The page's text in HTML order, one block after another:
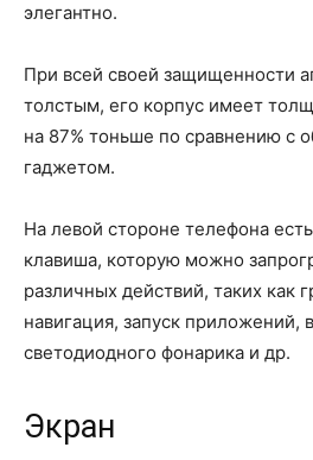
элегантно.
При всей своей защищенности
толстым, его корпус имеет
на 87% тоньше по сравнению
гаджетом.
На левой стороне телефона
клавиша, которую можно
различных действий, таких как
навигация, запуск приложений,
светодиодного фонарика и др.
Экран